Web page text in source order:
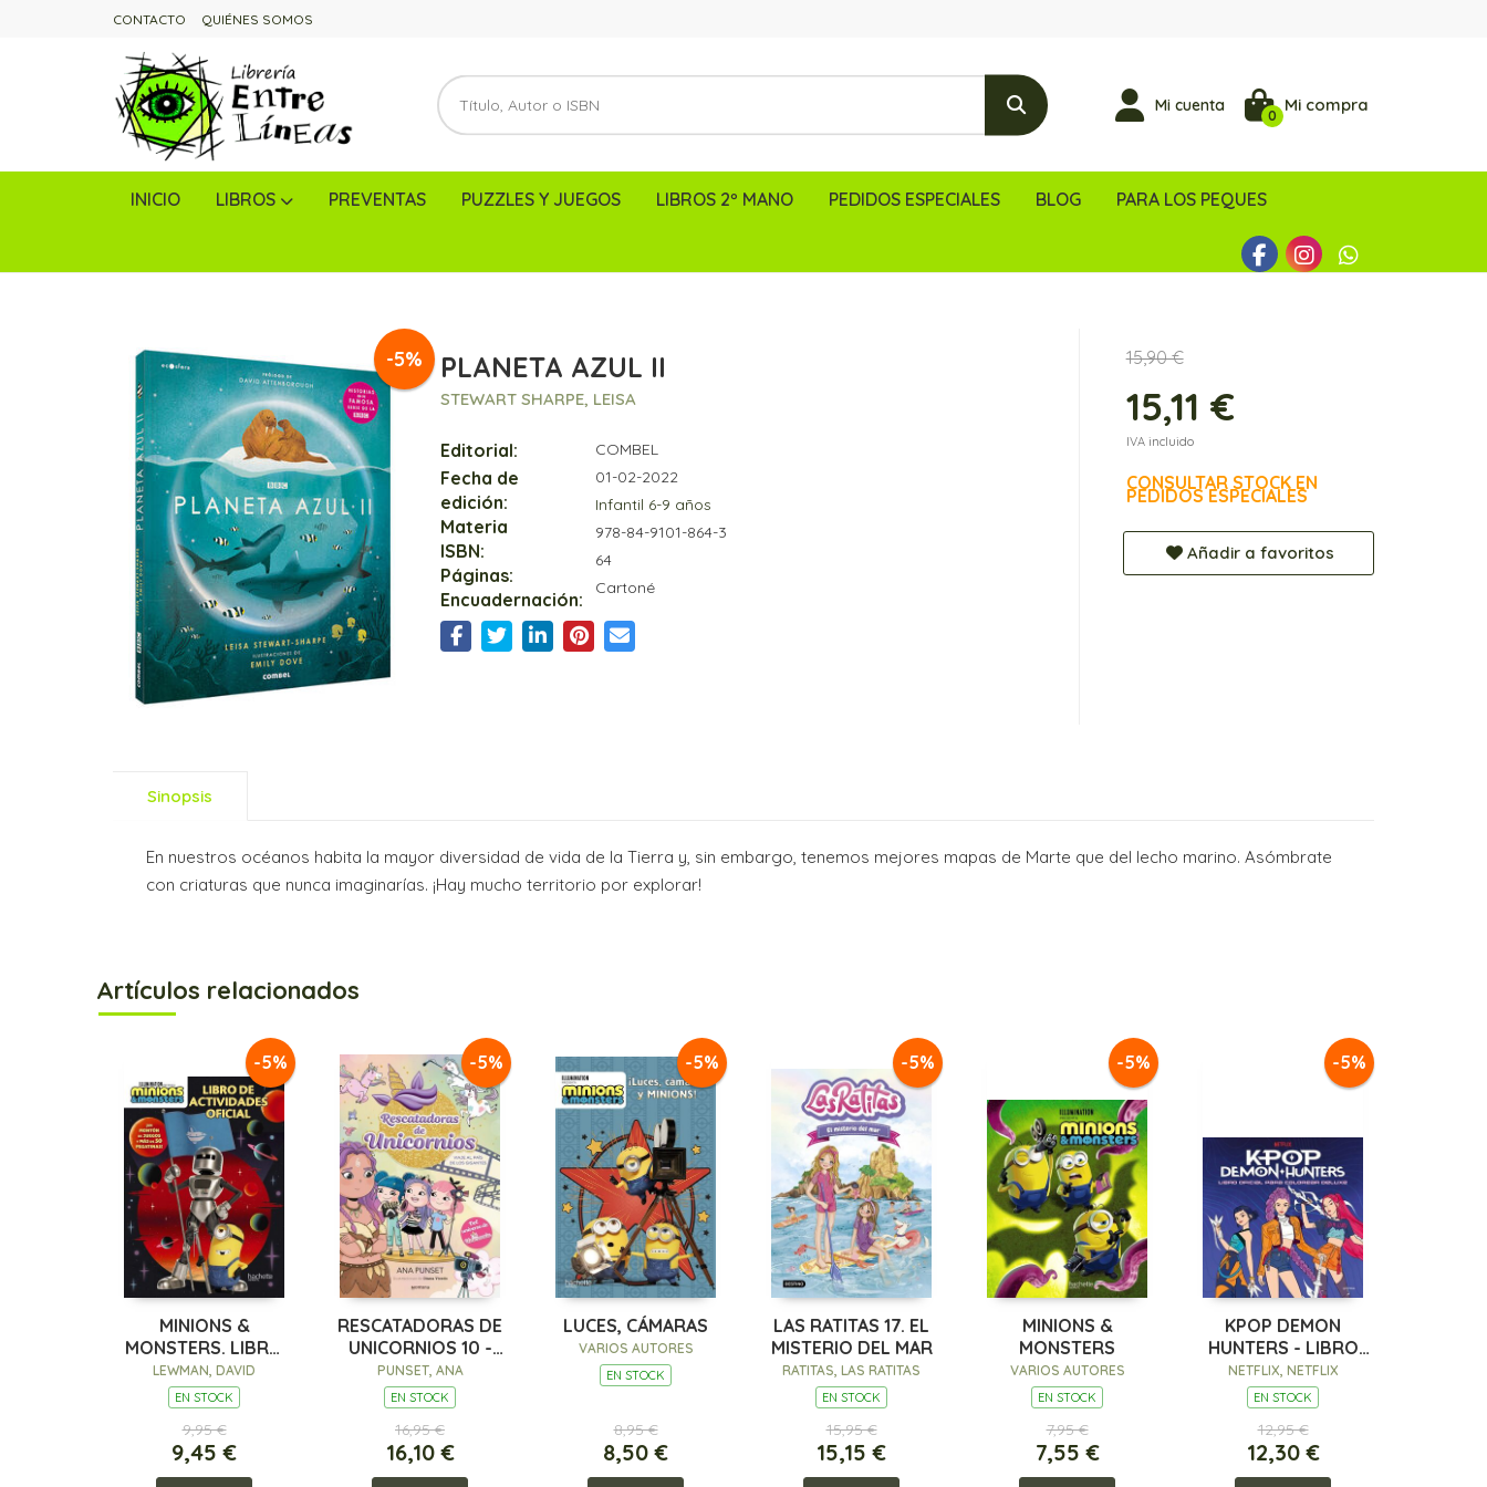
CONTACTO QUIÉNES SOMOS
Mi cuenta Mi compra
0
INICIO LIBROS PREVENTAS PUZZLES Y JUEGOS LIBROS 2º MANO PEDIDOS ESPECIALES BLOG PARA LOS PEQUES
-5% PLANETA AZUL II
STEWART SHARPE, LEISA
Editorial: COMBEL
Fecha de
edición:
01-02-2022
Materia
Infantil 6-9 años
ISBN:
978-84-9101-864-3
Páginas:
64
Encuadernación:
Cartoné
15,90 €
15,11 €
IVA incluido
CONSULTAR STOCK EN
PEDIDOS ESPECIALES
Añadir a favoritos
Sinopsis
En nuestros océanos habita la mayor diversidad de vida de la Tierra y, sin embargo, tenemos mejores mapas de Marte que del lecho marino. Asómbrate
con criaturas que nunca imaginarías. ¡Hay mucho territorio por explorar!
Artículos relacionados
-5%
MINIONS &
MONSTERS. LIBRO
DE ACTIVIDADES
OFICIAL
LEWMAN, DAVID
EN STOCK
9,95 €
9,45 €
-5%
RESCATADORAS DE
UNICORNIOS 10 -
VIAJE AL PAÍS DE
LOS GIGANTES
PUNSET, ANA
EN STOCK
16,95 €
16,10 €
-5%
LUCES, CÁMARAS
VARIOS AUTORES
EN STOCK
8,95 €
8,50 €
-5%
LAS RATITAS 17. EL
MISTERIO DEL MAR
RATITAS, LAS RATITAS
EN STOCK
15,95 €
15,15 €
-5%
MINIONS &
MONSTERS
VARIOS AUTORES
EN STOCK
7,95 €
7,55 €
-5%
KPOP DEMON
HUNTERS - LIBRO
OFICIAL PARA
COLOREAR DELUXE
NETFLIX, NETFLIX
EN STOCK
12,95 €
12,30 €